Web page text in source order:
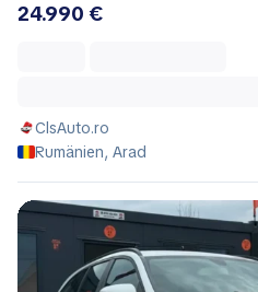
24.990 €
ClsAuto.ro
Rumänien, Arad